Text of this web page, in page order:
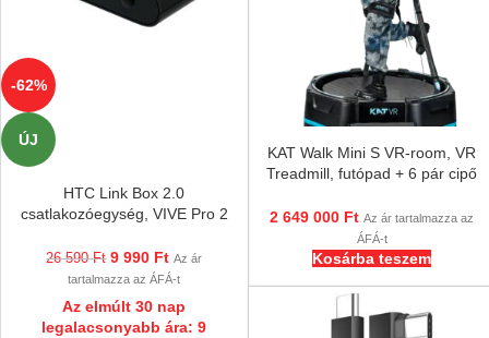
KAT Walk Mini S VR-room, VR
Treadmill, futópad + 6 pár cipő
2 649 000 Ft Az ár tartalmazza az
ÁFÁ-t
Kosárba teszem
-62%
ÚJ
HTC Link Box 2.0
csatlakozóegység, VIVE Pro 2
fejegységek és a számítógép
között 99HASU002-00
26 590Ft 9 990 Ft Az ár
tartalmazza az ÁFÁ-t
Az elmúlt 30 nap
legalacsonyabb ára:9